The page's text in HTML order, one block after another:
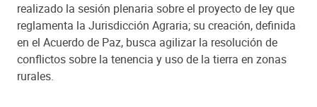
realizado la sesión plenaria sobre el proyecto de ley que
reglamenta la Jurisdicción Agraria; su creación, definida
en el Acuerdo de Paz, busca agilizar la resolución de
conflictos sobre la tenencia y uso de la tierra en zonas
rurales.